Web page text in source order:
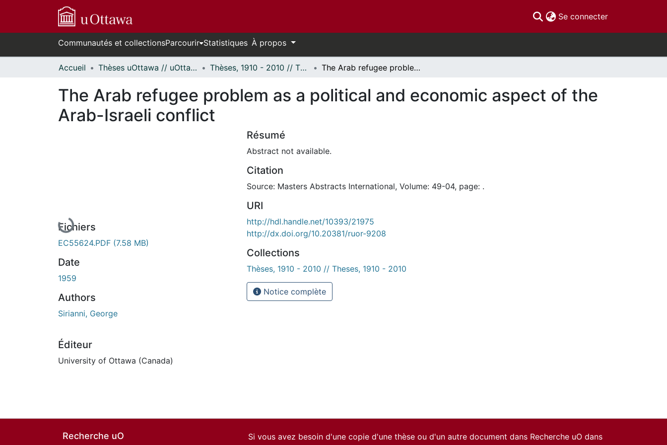
Se connecter(current)
Communautés et collectionsParcourir Statistiques À propos
Accueil Thèses uOttawa // uOttawa Theses Thèses, 1910 - 2010 // Theses, 1910 - 2010 The Arab refugee problem as a political and economic aspect of the Arab-Israeli conflict
The Arab refugee problem as a political and economic aspect of the
Arab-Israeli conflict
En cours de chargement...
Fichiers
EC55624.PDF (7.58 MB)
Date
1959
Authors
Sirianni, George
Éditeur
University of Ottawa (Canada)
Résumé
Abstract not available.
Citation
Source: Masters Abstracts International, Volume: 49-04, page: .
URI
http://hdl.handle.net/10393/21975
http://dx.doi.org/10.20381/ruor-9208
Collections
Thèses, 1910 - 2010 // Theses, 1910 - 2010
Notice complète
Recherche uO
Si vous avez besoin d'une copie d'une thèse ou d'un autre document dans Recherche uO dans